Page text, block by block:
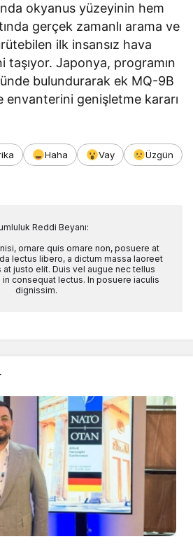
okyanus yüzeyinin hem
gerçek zamanlı arama ve
ilk insansız hava
taşıyor. Japonya, programın
bulundurarak ek MQ-9B
envanterini genişletme kararı
Haha Vay
Üzgün
Reddi Beyanı:
ornare quis ornare non, posuere at
lectus libero, a dictum massa laoreet
at justo elit. Duis vel augue nec tellus
consequat lectus. In posuere iaculis
dignissim.